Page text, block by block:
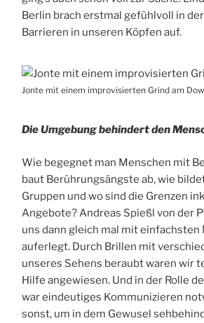
Berlin brach erstmal gefühlvoll in
Barrieren in unseren Köpfen auf.
Jonte mit einem improvisierten Grind am
Die Umgebung behindert den
Wie begegnet man Menschen mit
baut Berührungsängste ab, wie
Gruppen und wo sind die Grenzen
Angebote? Andreas Spießl von der
uns dann gleich mal mit einfachsten
auferlegt. Durch Brillen mit
unseres Sehens beraubt waren wir
Hilfe angewiesen. Und in der Rolle
war eindeutiges Kommunizieren
sonst, um in dem Gewusel